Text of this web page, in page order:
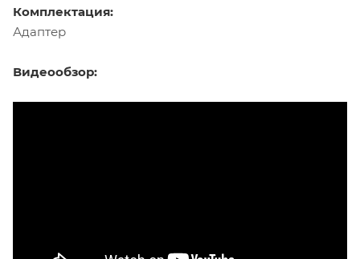
Комплектация:
Адаптер
Видеообзор: